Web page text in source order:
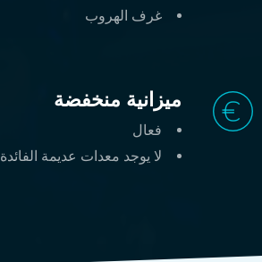
غرف الهروب
ميزانية منخفضة
فعال
لا يوجد معدات عديمة الفائدة